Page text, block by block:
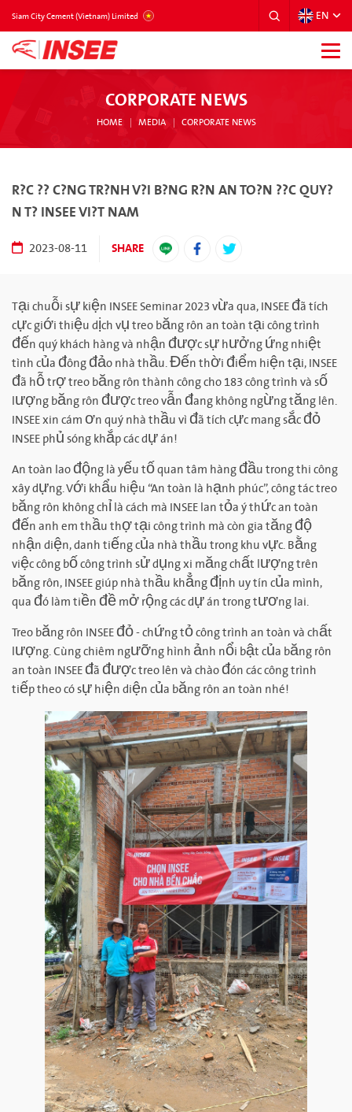
Siam City Cement (Vietnam) Limited EN
CORPORATE NEWS
HOME MEDIA CORPORATE NEWS
R?C ?? C?NG TR?NH V?I B?NG R?N AN TO?N ??C QUY?
N T? INSEE VI?T NAM
2023-08-11 SHARE
Tại chuỗi sự kiện INSEE Seminar 2023 vừa qua, INSEE đã tích
cực giới thiệu dịch vụ treo băng rôn an toàn tại công trình
đến quý khách hàng và nhận được sự hưởng ứng nhiệt
tình của đông đảo nhà thầu. Đến thời điểm hiện tại, INSEE
đã hỗ trợ treo băng rôn thành công cho 183 công trình và số
lượng băng rôn được treo vẫn đang không ngừng tăng lên.
INSEE xin cám ơn quý nhà thầu vì đã tích cực mang sắc đỏ
INSEE phủ sóng khắp các dự án!
An toàn lao động là yếu tố quan tâm hàng đầu trong thi công
xây dựng. Với khẩu hiệu “An toàn là hạnh phúc”, công tác treo
băng rôn không chỉ là cách mà INSEE lan tỏa ý thức an toàn
đến anh em thầu thợ tại công trình mà còn gia tăng độ
nhận diện, danh tiếng của nhà thầu trong khu vực. Bằng
việc công bố công trình sử dụng xi măng chất lượng trên
băng rôn, INSEE giúp nhà thầu khẳng định uy tín của mình,
qua đó làm tiền đề mở rộng các dự án trong tương lai.
Treo băng rôn INSEE đỏ - chứng tỏ công trình an toàn và chất
lượng. Cùng chiêm ngưỡng hình ảnh nổi bật của băng rôn
an toàn INSEE đã được treo lên và chào đón các công trình
tiếp theo có sự hiện diện của băng rôn an toàn nhé!